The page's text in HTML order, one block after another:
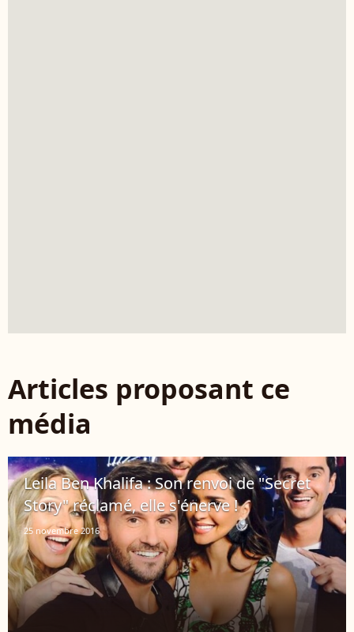
Articles proposant ce
média
Leila Ben Khalifa : Son renvoi de "Secret
Story" réclamé, elle s'énerve !
25 novembre 2016